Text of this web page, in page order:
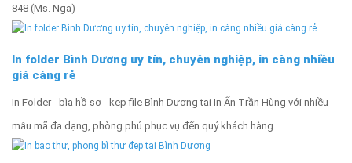
848 (Ms. Nga)
In folder Bình Dương uy tín, chuyên nghiệp, in càng nhiều
giá càng rẻ
In Folder - bìa hồ sơ - kẹp file Bình Dương tại In Ấn Trần Hùng với nhiều
mẫu mã đa dạng, phòng phú phục vụ đến quý khách hàng.